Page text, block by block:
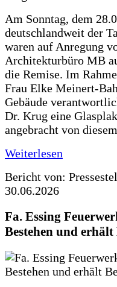
Am Sonntag, dem
deutschlandweit der
waren auf Anregung
Architekturbüro MB
die Remise. Im
Frau Elke Meinert-
Gebäude
Dr. Krug eine
angebracht von
Weiterlesen
Bericht von:
30.06.2026
Fa. Essing
Bestehen und